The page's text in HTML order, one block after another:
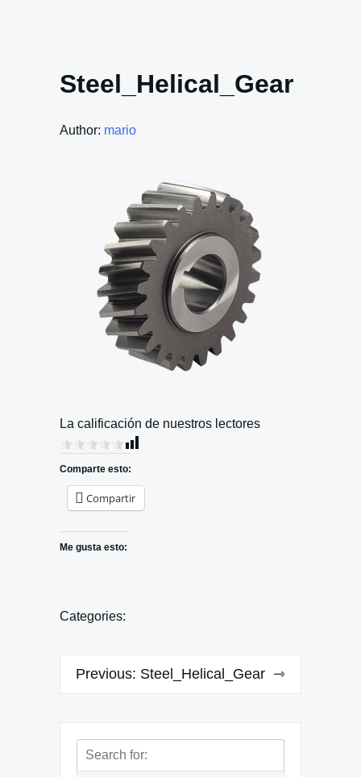
Steel_Helical_Gear
Author: mario
La calificación de nuestros lectores
Comparte esto:
Compartir
Me gusta esto:
Categories:
Navegación
Previous: Steel_Helical_Gear
Search